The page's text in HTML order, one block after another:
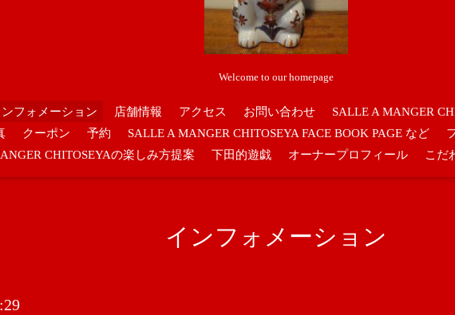
Welcome to our homepage
ンフォメーション 店舗情報 アクセス お問い合わせ
SALLE A MANGER
クーポン 予約 SALLE A MANGER CHITOSEYA FACE BOOK PAGE など
CHITOSEYAの楽しみ方提案
下田的遊戯 オーナープロフィール こだ
インフォメーション